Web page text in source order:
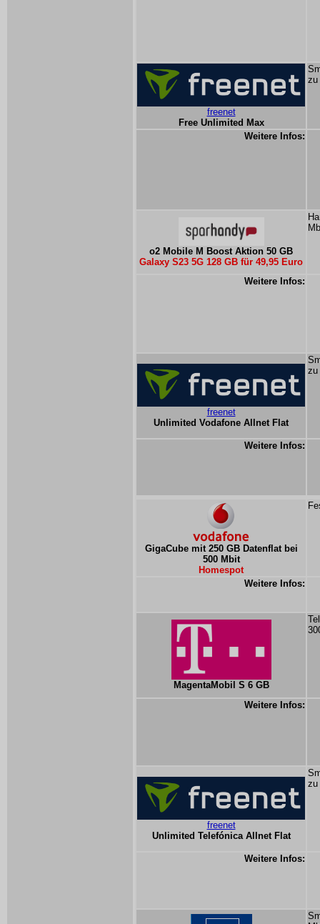
freenet
Free Unlimited Max
zu
Weitere Infos:
o2 Mobile M Boost Aktion 50 GB
Galaxy S23 5G 128 GB für 49,95 Euro
Weitere Infos:
freenet
Unlimited Vodafone Allnet Flat
zu
Weitere Infos:
GigaCube mit 250 GB Datenflat bei
500 Mbit
Homespot
Weitere Infos:
MagentaMobil S 6 GB
Weitere Infos:
freenet
Unlimited Telefónica Allnet Flat
zu
Weitere Infos: